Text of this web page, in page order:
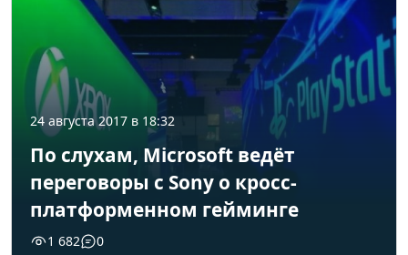
24 августа 2017 в 18:32
По слухам, Microsoft ведёт
переговоры с Sony о кросс-
платформенном гейминге
1 682 0